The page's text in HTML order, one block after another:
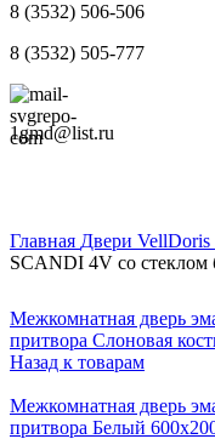
8 (3532) 506-506
8 (3532) 505-777
1gmd@list.ru
Главная Двери VellDoris
SCANDI 4V со стеклом
Межкомнатная дверь
притвора Слоновая
Назад к товарам
Межкомнатная дверь
притвора Белый